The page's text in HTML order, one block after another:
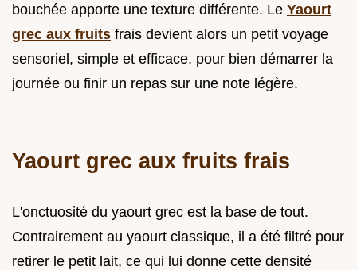
bouchée apporte une texture différente. Le Yaourt
grec aux fruits frais devient alors un petit voyage
sensoriel, simple et efficace, pour bien démarrer la
journée ou finir un repas sur une note légère.
Yaourt grec aux fruits frais
L'onctuosité du yaourt grec est la base de tout.
Contrairement au yaourt classique, il a été filtré pour
retirer le petit lait, ce qui lui donne cette densité